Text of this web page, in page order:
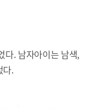
다. 남자아이는 남색,
다.